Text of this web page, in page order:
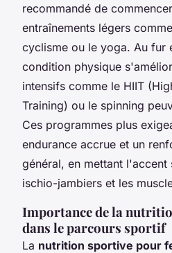
recommandé de
entraînements légers
cyclisme ou le yoga. Au fur
condition physique
intensifs comme le HIIT
Training) ou le spinning
Ces programmes plus
endurance accrue et un
général, en mettant
ischio-jambiers et les
Importance de la
dans le parcours sportif
La nutrition sportive pour